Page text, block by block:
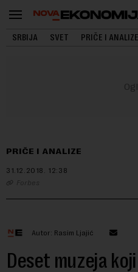
SRBIJA SVET PRIČE I ANALIZE
PRIČE I ANALIZE
31.12.2018. 12:38
Forbes
Autor: Rasim Ljajić
Deset muzeja